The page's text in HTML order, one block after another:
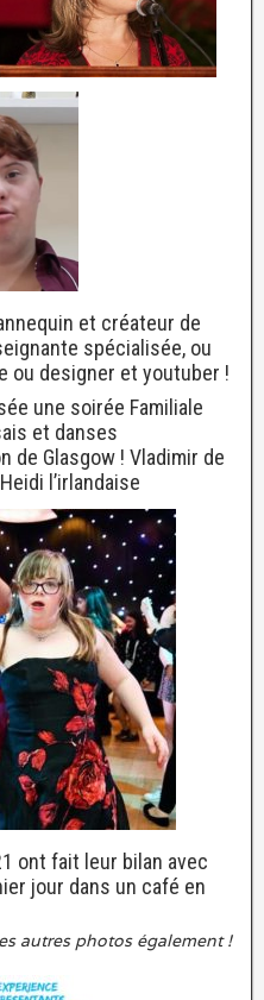
et créateur de
spécialisée, ou
ou designer et youtuber !
une soirée Familiale
et danses
de Glasgow ! Vladimir de
l’irlandaise
ont fait leur bilan avec
jour dans un café en
autres photos également !